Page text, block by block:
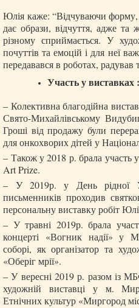
Юлія каже: “Відчуваючи форму,
дає образи, відчуття, адже
різному сприймається. У
почуттів та емоцій і для неї
передавався в роботах, радував
Участь у виставках :
– Колективна благодійна
Свято-Михайлівському
Гроші від продажу були
для онкохворих дітей у
– Також у 2018 р. брала участь
Art Prize.
– У 2019р. у День рідної
письменників проходив
персональну виставку робіт
– У травні 2019р. брала
концерті «Вогник надії» у
соборі, як організатор та
«Оберіг мрії».
– У вересні 2019 р. разом із
художній виставці у м.
Етнічних культур «Миргород